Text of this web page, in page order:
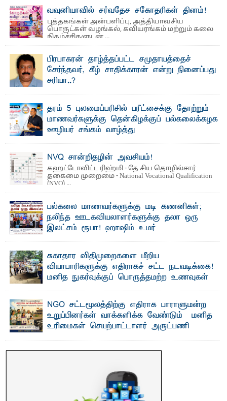
"ஒ ரு மாணவனின் அல்லது மாணவியின் கனவு என்னால்
கலைக்கப்படாது" என்ற உறுதியை ஒவ்வொரு மாணவரும் ...
வவுனியாவில் சர்வதேச சகோதரிகள் தினம்!
புத்தகங்கள் அன்பளிப்பு, அத்தியாவசிய
பொருட்கள் வழங்கல், கவியரங்கம் மற்றும் கலை
நிகழ்ச்சிகளுடன் ...
பிரபாகரன் தாழ்த்தப்பட்ட சமுதாயத்தைச்
சேர்ந்தவர், கீழ் சாதிக்காரன் என்று நினைப்பது
சரியா..?
தரம் 5 புலமைப்பரிசில் பரீட்சைக்கு தோற்றும்
மாணவர்களுக்கு தென்கிழக்குப் பல்கலைக்கழக
ஊழியர் சங்கம் வாழ்த்து
NVQ சான்றிதழின் அவசியம்!
கஹட்டோவிட்ட ரிஹ்மி - தே சிய தொழில்சார்
தகைமை முறைமை - National Vocational Qualification
(NVQ) ...
பல்கலை மாணவர்களுக்கு மடி கணனிகள்;
நலிந்த ஊடகவியலாளர்களுக்கு தலா ஒரு
இலட்சம் ரூபா! ஹாஷிம் உமர்
வழங்கும் திட்டம்
ப ல்கலைக்கழக மாணவர்களின் உயர்கல்வி வாய்ப்புகளை
மேம்படுத்தும் நோக்கில் ஹாஷிம் உமர் பௌண்டேசனால் ...
சுகாதார விதிமுறைகளை மீறிய
வியாபாரிகளுக்கு எதிராகச் சட்ட நடவடிக்கை!
மனித நுகர்வுக்குப் பொருத்தமற்ற உணவுகள்
பாறுக் ஷிஹான்- க ல்முனை பொதுச் சந்தைப் பகுதியில்
சுகாதார விதிமுறைகளை மீறிச் செயற்பட்ட ...
NGO சட்டமூலத்திற்கு எதிராக பாராளுமன்ற
உறுப்பினர்கள் வாக்களிக்க வேண்டும் – மனித
உரிமைகள் செயற்பாட்டாளர் அருட்பணி